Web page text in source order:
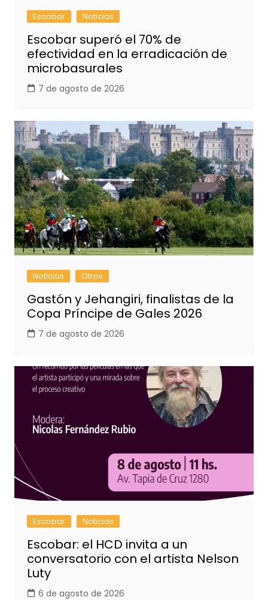
Escobar Noticias
Escobar superó el 70% de
efectividad en la erradicación de
microbasurales
7 de agosto de 2026
Noticias Otros
Gastón y Jehangiri, finalistas de la
Copa Príncipe de Gales 2026
7 de agosto de 2026
Escobar Noticias
Escobar: el HCD invita a un
conversatorio con el artista Nelson
Luty
6 de agosto de 2026